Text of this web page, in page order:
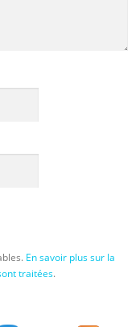
En savoir plus sur la
traitées.